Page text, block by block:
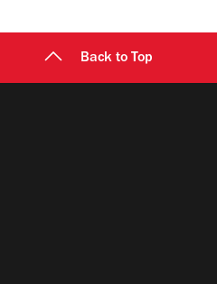
Back to Top